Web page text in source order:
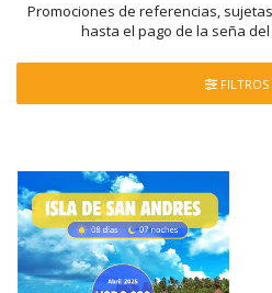
Promociones de referencias,
hasta el pago de la seña
FILTROS